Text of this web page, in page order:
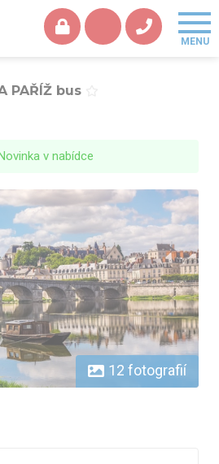
PAŘÍŽ bus
v nabídce
bus - Blois
12 fotografií